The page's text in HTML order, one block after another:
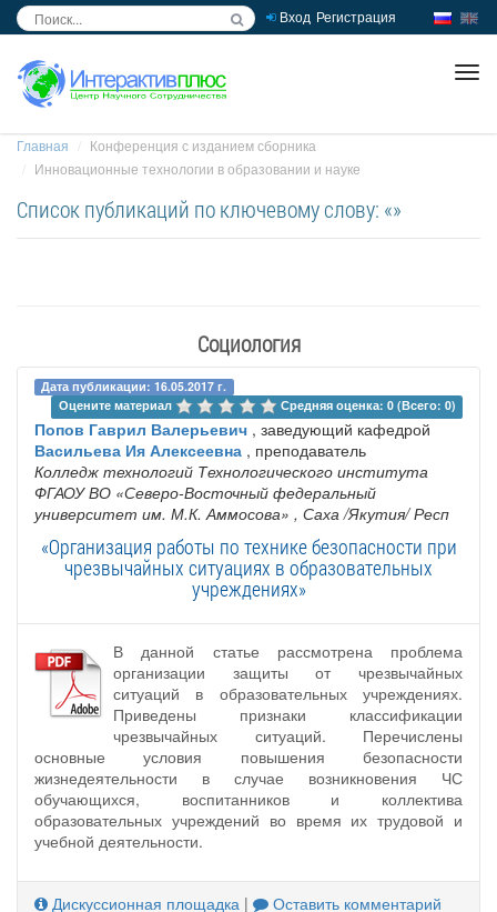
Вход Регистрация
Главная
Конференция с изданием сборника
Инновационные технологии в образовании и науке
Список публикаций по ключевому слову: «»
Социология
Дата публикации: 16.05.2017 г.
Оцените материал
Средняя оценка: 0 (Всего: 0)
Попов Гаврил Валерьевич , заведующий кафедрой
Васильева Ия Алексеевна , преподаватель
Колледж технологий Технологического института
ФГАОУ ВО «Северо-Восточный федеральный
университет им. М.К. Аммосова» , Саха /Якутия/ Респ
«Организация работы по технике безопасности при
чрезвычайных ситуациях в образовательных
учреждениях»
В данной статье рассмотрена проблема
организации защиты от чрезвычайных
ситуаций в образовательных учреждениях.
Приведены признаки классификации
чрезвычайных ситуаций. Перечислены
основные условия повышения безопасности
жизнедеятельности в случае возникновения ЧС
обучающихся, воспитанников и коллектива
образовательных учреждений во время их трудовой и
учебной деятельности.
Дискуссионная площадка | Оставить комментарий